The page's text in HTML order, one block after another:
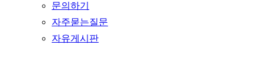
문의하기
자주묻는질문
자유게시판